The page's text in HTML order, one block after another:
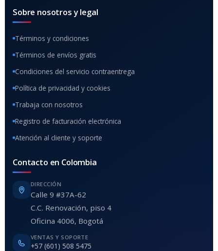
Sobre nosotros y legal
Términos y condiciones
Términos de envíos gratis
Condiciones del servicio contraentrega
Política de privacidad y cookies
Trabaja con nosotros
Registro de facturación electrónica
Atención al cliente y soporte
Contacto en Colombia
DIRECCIÓN
Calle 9 #37A-62
C.C. Renovación, piso 4
Oficina 4006, Bogotá
VENTAS Y SOPORTE
+57 (601) 508 5475